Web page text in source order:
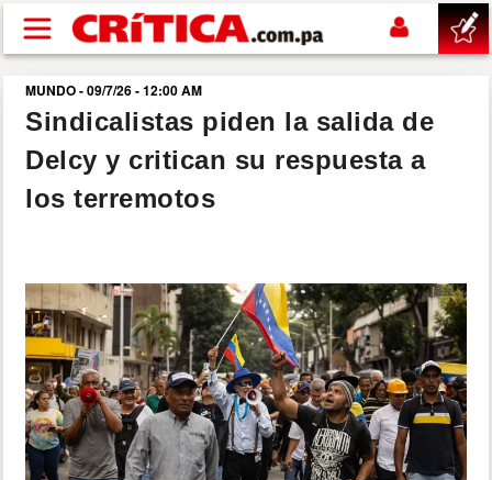
Pasar al contenido principal
buscar
SUCESOS
POLÍTICA
SHOW
DEPORTES
MUNDO
MUNDO - 09/7/26 - 12:00 AM
Sindicalistas piden la salida de
Delcy y critican su respuesta a
los terremotos